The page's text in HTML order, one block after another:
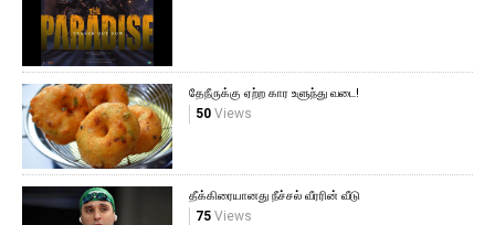
தேநீருக்கு ஏற்ற கார உளுந்து வடை!
50Views
தீக்கிரையானது நீச்சல் வீரரின் வீடு
75Views